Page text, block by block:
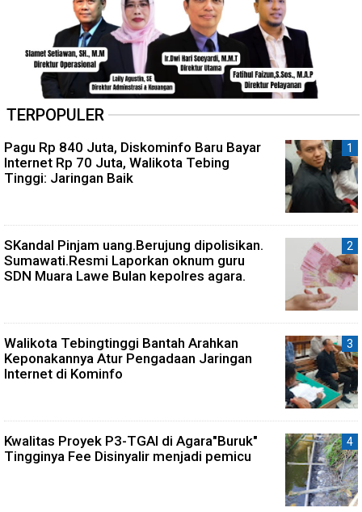
TERPOPULER
Pagu Rp 840 Juta, Diskominfo Baru Bayar
Internet Rp 70 Juta, Walikota Tebing
Tinggi: Jaringan Baik
SKandal Pinjam uang.Berujung dipolisikan.
Sumawati.Resmi Laporkan oknum guru
SDN Muara Lawe Bulan kepolres agara.
Walikota Tebingtinggi Bantah Arahkan
Keponakannya Atur Pengadaan Jaringan
Internet di Kominfo
Kwalitas Proyek P3-TGAI di Agara"Buruk"
Tingginya Fee Disinyalir menjadi pemicu